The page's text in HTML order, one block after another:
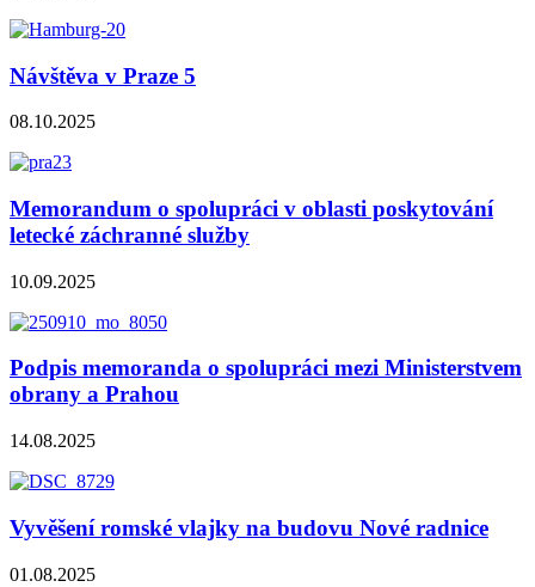
Návštěva v Praze 5
08.10.2025
Memorandum o spolupráci v oblasti poskytování
letecké záchranné služby
10.09.2025
Podpis memoranda o spolupráci mezi Ministerstvem
obrany a Prahou
14.08.2025
Vyvěšení romské vlajky na budovu Nové radnice
01.08.2025